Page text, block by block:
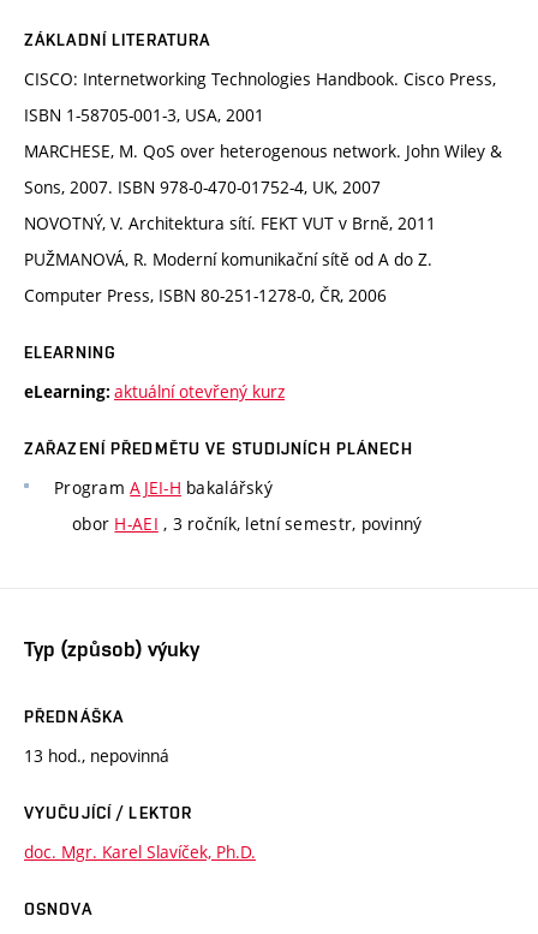
ZÁKLADNÍ LITERATURA
CISCO: Internetworking Technologies Handbook. Cisco Press,
ISBN 1-58705-001-3, USA, 2001
MARCHESE, M. QoS over heterogenous network. John Wiley &
Sons, 2007. ISBN 978-0-470-01752-4, UK, 2007
NOVOTNÝ, V. Architektura sítí. FEKT VUT v Brně, 2011
PUŽMANOVÁ, R. Moderní komunikační sítě od A do Z.
Computer Press, ISBN 80-251-1278-0, ČR, 2006
ELEARNING
eLearning: aktuální otevřený kurz
ZAŘAZENÍ PŘEDMĚTU VE STUDIJNÍCH PLÁNECH
ProgramAJEI-H bakalářský
obor H-AEI , 3 ročník, letní semestr, povinný
Typ (způsob) výuky
PŘEDNÁŠKA
13 hod., nepovinná
VYUČUJÍCÍ / LEKTOR
doc. Mgr. Karel Slavíček, Ph.D.
OSNOVA